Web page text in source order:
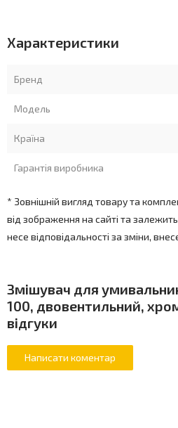
Характеристики
Бренд
Модель
Країна
Гарантія виробника
* Зовнішній вигляд товару та
від зображення на сайті та
несе відповідальності за зміни,
Змішувач для
100, двовентильний,
відгуки